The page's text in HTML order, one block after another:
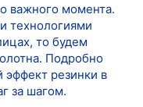
важного момента.
технологиями
то будем
Подробно
эффект резинки в
за шагом.